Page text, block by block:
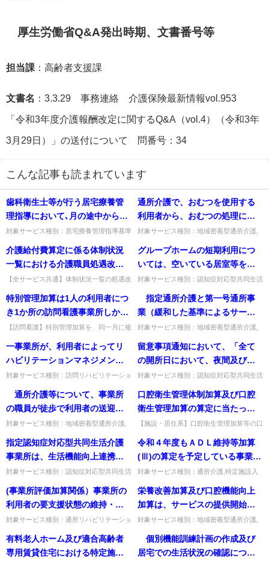
厚生労働省Q&A発出時期、文書番号等
担当課 ：高齢者支援課
文書名 ：3.3.29 事務連絡 介護保険最新情報vol.953
「令和3年度介護報酬改定に関するQ&A（vol.4）（令和3年
3月29日）」の送付について 問番号：34
こんな記事も読まれています
歯科衛生士等が行う居宅療養管
理指導において､月の途中から給
付が医療保険から介護保険に変
更した場合に、どのように取扱
対象サービス種別：居宅療養管理指導基準
から介護保険への給付変更」質問歯科衛生
士等が行う居宅療養管理指導...
通所介護で、おむつを使用する
利用者から、おむつの処理に要
する費用（廃棄物処理費用）を
日常生活に要する費用として徴
収することは可能と解するが如
対象サービス種別：地域密着型通所介護,
運営基準「通所介護におけるおむつの処理
代」質問通所介護で、おむ...
介護給付費算定に係る体制状況
一覧における介護職員処遇改善
加算は、期日までに提出は必要
【全サービス共通】体制状況一覧の処遇改
受給事業所は記載省略可、添付は計画書の
届出で足りる。出典：平成2...
グループホームの短期利用につ
いては、空いている居室等を利
用しなければならないが、入院
中の入居者の同意があれば、入
院中の入居者の居室を短期利用
に活用することは可能か。
対象サービス種別：認知症対応型共同生活
グループホームの短期利用については、空
いている居室等を利用しなけ...
特別管理加算は1人の利用者につ
き1か所の訪問看護事業所しか算
定できないが、定期巡回・随時
対応型訪問介護看護又は複合型
サービスを利用する場合など、
きるのか。
【訪問看護】特別管理加算を、同一月に複
が、月途中でサービスを変更する場合は変
更後の事業者のみ算定できる。...
指定通所介護と第一号通所事
業（緩和した基準によるサービ
ス（通所型サービスＡ））を一
体的に実施する場合の指定通所
介護事業所の事業所規模の区分
方如何。また、その際の指定通
所介護事業所の利用定員の考え
方如何。
対象サービス種別：地域密着型通所介護,
運営基準「指定通所介護と第一号通所事業
を一体的に実施する場合の...
一事業所が、利用者によってリ
ハビリテーションマネジメント
加算(Ａ)イ又はロ若しくは(Ｂ)イ
又はロを取得するということは
可能か。
対象サービス種別：訪問リハビリテーショ
報酬「リハビリテーションマネジメント加
算」質問一事業所が、利用...
留意事項通知において、「全て
の開所日において、夜間及び深
夜の時間帯の体制が人員配置基
準を上回っているものとす
る。」とあるが、加算対象の夜
配置が必要か。
対象サービス種別：認知症対応型共同生活
質問留意事項通知において、「全ての開所
日において、夜間及び深夜の...
通所介護等について、事業所
の職員が徒歩で利用者の送迎を
実施した場合には、車両による
送迎ではないが、送迎を行わな
い場合の減算対象にはならない
対象サービス種別：地域密着型通所介護,
介護報酬「送迎が実施されない場合の評価
の見直し」質問 通所介護...
口腔衛生管理体制加算及び口腔
衛生管理加算の算定に当たって
作成することとなっている「入
所者または入院患者の口腔ケア
マネジメントに係る計画」につ
いては、施設ごとに計画を作成
すればよいのか。
【施設・居住系】口腔衛生管理加算等の口
すればよいか。施設ごとに作成し、加算算
定時は入所者ごとの実施記録...
指定認知症対応型共同生活介護
事業所は、生活機能向上連携加
算に係る業務について指定訪問
リハビリテーション事業所又は
指定通所リハビリテーション事
託契約を締結し、業務に必要な
費用を指定訪問リハビリテーシ
ョン事業所等に支払うことにな
対象サービス種別：認知症対応型共同生活
携加算」質問指定認知症対応型共同生活介
護事業所は、生活機能向上連...
令和４年度もＡＤＬ維持等加算
(Ⅲ)の算定を予定している事業所
は、介護給付費算定に係る体制
等状況一覧表の「ＡＤＬ維持等
加算〔申出〕の有無」が「２
Ⅲ」が「２ あり」という記載
することで良いか。
対象サービス種別：通所介護,特定施設入
型通所介護,認知症対応型通所介護,地域密
着型特定施設入居者生活...
(事業所評価加算関係）事業所の
利用者の要支援状態の維持・改
善が図られたことに対する評価
であると認識するが、利用者の
側に立てば、自己負担額が増加
することになり、利用者に対す
対象サービス種別：通所リハビリテーショ
護・通所リハビリテーション （事業所評
価加算）」質問(事業所評価加...
栄養改善加算及び口腔機能向上
加算は、サービスの提供開始か
ら３月後に改善評価を行った後
は算定できないのか。
対象サービス種別：地域密着型通所介護,
介護報酬「栄養改善加算・口腔機能向上加
算」質問栄養改善加算及び...
有料老人ホーム及び適合高齢者
専用賃貸住宅における特定施設
個別機能訓練計画の作成及び
居宅での生活状況の確認につい